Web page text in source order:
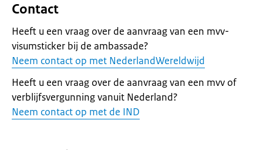
Contact
Heeft u een vraag over de aanvraag van een mvv-
visumsticker bij de ambassade?
Neem contact op met NederlandWereldwijd
Heeft u een vraag over de aanvraag van een mvv of
verblijfsvergunning vanuit Nederland?
Neem contact op met de IND